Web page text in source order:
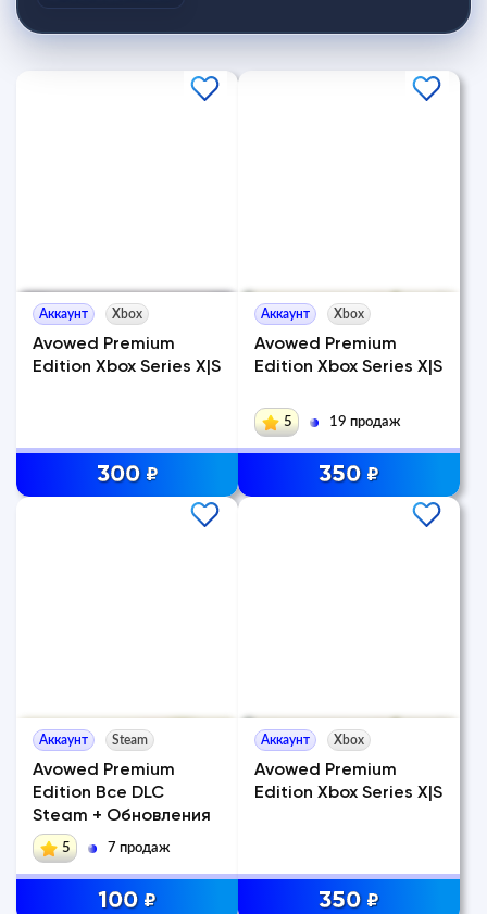
Аккаунт Xbox
Avowed Premium
Edition Xbox Series X|S
300 ₽
Аккаунт Xbox
Avowed Premium
Edition Xbox Series X|S
5 19 продаж
350 ₽
Аккаунт Steam
Avowed Premium
Edition Все DLC
Steam + Обновления
5 7 продаж
100 ₽
Аккаунт Xbox
Avowed Premium
Edition Xbox Series X|S
350 ₽